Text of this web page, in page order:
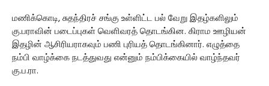
மணிக்கொடி, சுதந்திரச் சங்கு உள்ளிட்ட பல் வேறு இதழ்களிலும்
கு.பராவின் படைப்புகள் வெளிவரத் தொடங்கின. கிராம ஊழியன்
இதழின் ஆசிரியராகவும் பணி புரியத் தொடங்கினார். எழுத்தை
நம்பி வாழ்க்கை நடத்துவது என்னும் நம்பிக்கையில் வாழ்ந்தவர்
கு.ப.ரா.